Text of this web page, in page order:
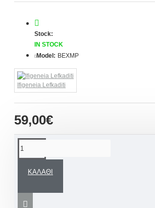
59,00€
Stock:
IN STOCK
Model: BEXMP
Ifigeneia Lefkaditi
ΚΑΛΆΘΙ
βαπτιστικού μας πακέτου.